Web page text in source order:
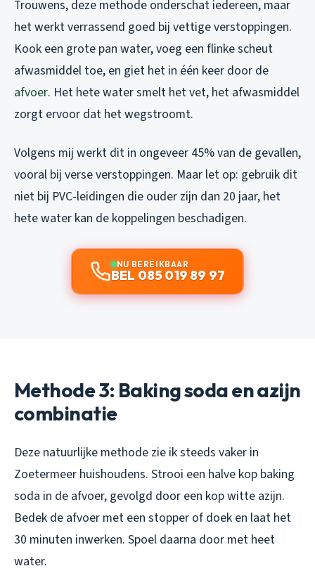
Trouwens, deze methode onderschat iedereen, maar
het werkt verrassend goed bij vettige verstoppingen.
Kook een grote pan water, voeg een flinke scheut
afwasmiddel toe, en giet het in één keer door de
afvoer. Het hete water smelt het vet, het afwasmiddel
zorgt ervoor dat het wegstroomt.
Volgens mij werkt dit in ongeveer 45% van de gevallen,
vooral bij verse verstoppingen. Maar let op: gebruik dit
niet bij PVC-leidingen die ouder zijn dan 20 jaar, het
hete water kan de koppelingen beschadigen.
NU BEREIKBAAR
BEL 085 019 89 97
Methode 3: Baking soda en azijn
combinatie
Deze natuurlijke methode zie ik steeds vaker in
Zoetermeer huishoudens. Strooi een halve kop baking
soda in de afvoer, gevolgd door een kop witte azijn.
Bedek de afvoer met een stopper of doek en laat het
30 minuten inwerken. Spoel daarna door met heet
water.